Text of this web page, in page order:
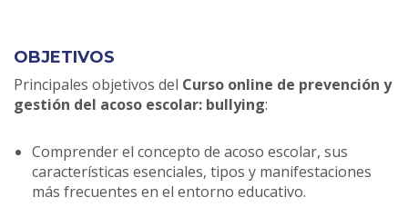
OBJETIVOS
Principales objetivos del Curso online de prevención y
gestión del acoso escolar: bullying:
Comprender el concepto de acoso escolar, sus
características esenciales, tipos y manifestaciones
más frecuentes en el entorno educativo.